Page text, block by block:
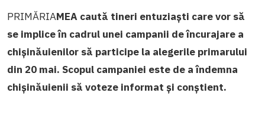
PRIMĂRIAMEA caută tineri entuziaști care vor să
se implice în cadrul unei campanii de încurajare a
chișinăuienilor să participe la alegerile primarului
din 20 mai. Scopul campaniei este de a îndemna
chișinăuienii să voteze informat și conștient.